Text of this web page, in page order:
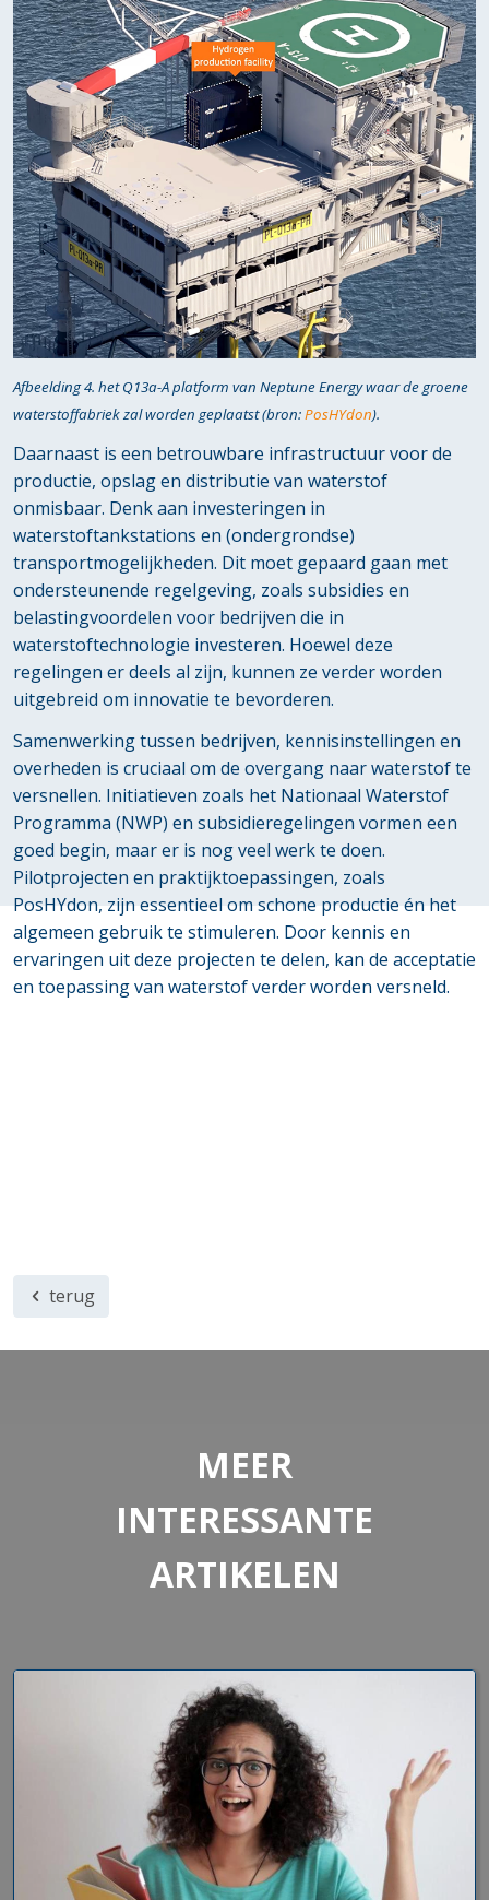
Afbeelding 4. het Q13a-A platform van Neptune Energy waar de groene
waterstoffabriek zal worden geplaatst (bron:PosHYdon).
Daarnaast is een betrouwbare infrastructuur voor de
productie, opslag en distributie van waterstof
onmisbaar. Denk aan investeringen in
waterstoftankstations en (ondergrondse)
transportmogelijkheden. Dit moet gepaard gaan met
ondersteunende regelgeving, zoals subsidies en
belastingvoordelen voor bedrijven die in
waterstoftechnologie investeren. Hoewel deze
regelingen er deels al zijn, kunnen ze verder worden
uitgebreid om innovatie te bevorderen.
Samenwerking tussen bedrijven, kennisinstellingen en
overheden is cruciaal om de overgang naar waterstof te
versnellen. Initiatieven zoals het Nationaal Waterstof
Programma (NWP) en subsidieregelingen vormen een
goed begin, maar er is nog veel werk te doen.
Pilotprojecten en praktijktoepassingen, zoals
PosHYdon, zijn essentieel om schone productie én het
algemeen gebruik te stimuleren. Door kennis en
ervaringen uit deze projecten te delen, kan de acceptatie
en toepassing van waterstof verder worden versneld.
terug
MEER
INTERESSANTE
ARTIKELEN